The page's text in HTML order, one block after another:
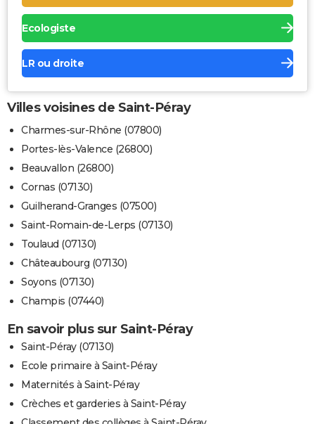
Ecologiste
LR ou droite
Villes voisines de Saint-Péray
Charmes-sur-Rhône (07800)
Portes-lès-Valence (26800)
Beauvallon (26800)
Cornas (07130)
Guilherand-Granges (07500)
Saint-Romain-de-Lerps (07130)
Toulaud (07130)
Châteaubourg (07130)
Soyons (07130)
Champis (07440)
En savoir plus sur Saint-Péray
Saint-Péray (07130)
Ecole primaire à Saint-Péray
Maternités à Saint-Péray
Crèches et garderies à Saint-Péray